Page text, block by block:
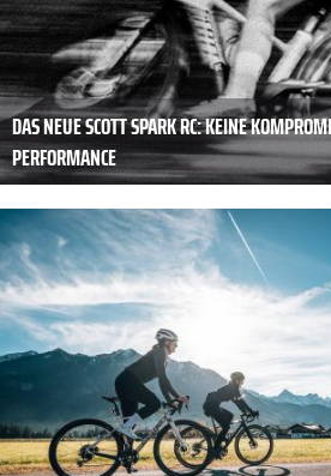
DAS NEUE SCOTT SPARK RC: KEINE
PERFORMANCE